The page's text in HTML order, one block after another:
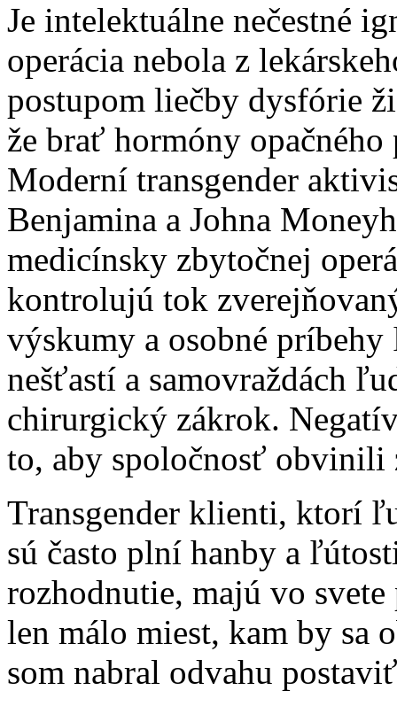
Je intelektuálne nečestné
operácia nebola z
postupom liečby dysfórie
že brať hormóny
Moderní transgender
Benjamina a Johna
medicínsky zbytočnej
kontrolujú tok
výskumy a osobné
nešťastí a samovraždách
chirurgický zákrok.
to, aby spoločnosť obvinili
Transgender klienti, ktorí
sú často plní hanby a
rozhodnutie, majú vo
len málo miest, kam by
som nabral odvahu